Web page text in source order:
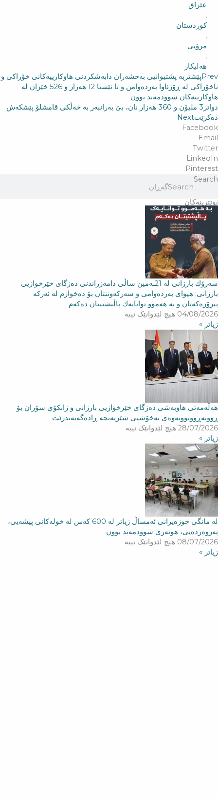
عێراق
,
کوردستان
,
مرۆیی
,
هەلیکار
Prevپێشتر بە پشتیوانیی بەخشەران دابەشكردنی هاوكارییەكانی خۆراكی و
ناخۆراكی لە ڕۆژئاوا بەردەوامن و تا ئێستا 12 هەزار و 526 خێزان لە
هاوكاريیەكان سوودمەند بوون
دواتر
3 ملیۆن و 360 هەزار نان، بێ بەرانبەر بە خەڵكی قامشلۆ پێشكەش
دەكرێتNext
Facebook
Email
Twitter
LinkedIn
Pinterest
Search
Search
نوێترینەکان
سه‌رۆك بارزانی له‌ 21ـه‌مین ساڵی دامەزراندنی دەزگای خێرخوازیی
بارزانی: هیوای بەردەوامی و سەركەوتنتان بۆ دەخوازم لە ئەركە
پیرۆزەكەتان و بە هەموو توانایەك پاڵپشتیتان دەكەم
04/08/2026 هیچ لێدوانێک نییە
زیاتر »
هه‌ڵه‌مه‌تی هاو‌به‌شی ده‌زگای خێرخوازیی بارزانی و زانكۆی سۆران بۆ
ڕووبه‌ڕووبوونه‌وه‌ی نه‌خۆشیی شێرپه‌نجه‌ ڕاده‌گه‌یه‌ندرێت
28/07/2026 هیچ لێدوانێک نییە
زیاتر »
لە مانگی حوزەیرانی ئەمساڵ زیاتر له‌ 600 كه‌س له‌ خولەكانی پیشەیی،
پەروەردەیی، هونەری سوودمه‌ند بوون
08/07/2026 هیچ لێدوانێک نییە
زیاتر »